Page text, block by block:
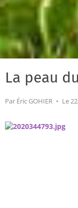
La peau
Par Éric GOHIER Le